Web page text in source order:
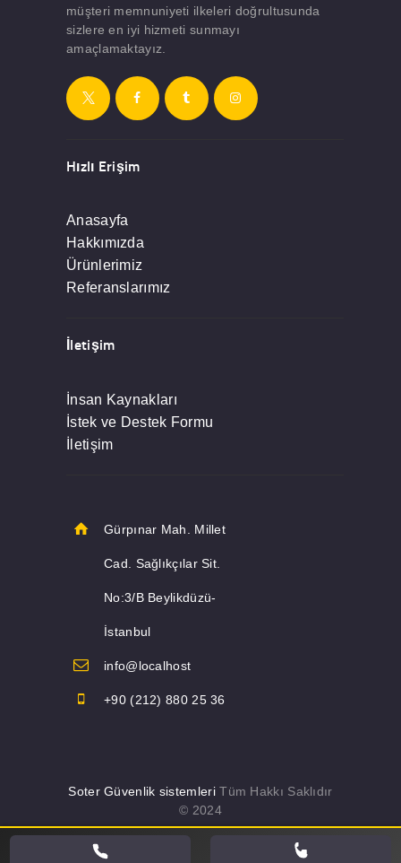
müşteri memnuniyeti ilkeleri doğrultusunda
sizlere en iyi hizmeti sunmayı
amaçlamaktayız.
Hızlı Erişim
Anasayfa
Hakkımızda
Ürünlerimiz
Referanslarımız
İletişim
İnsan Kaynakları
İstek ve Destek Formu
İletişim
Gürpınar Mah. Millet
Cad. Sağlıkçılar Sit.
No:3/B Beylikdüzü-
İstanbul
info@localhost
+90 (212) 880 25 36
Soter Güvenlik sistemleriTüm Hakkı Saklıdır
© 2024